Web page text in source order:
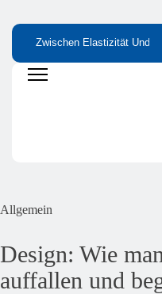
Zwischen Elastizität Und
Stabilität: Proteine Als
Grundlage Von Haut Und
Allgemein
Design: Wie
auffallen und